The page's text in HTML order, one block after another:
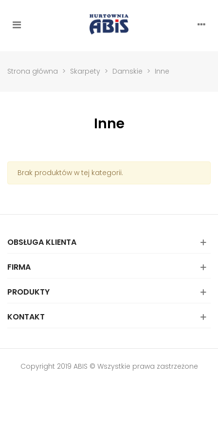
Strona główna > Skarpety > Damskie > Inne
Inne
Brak produktów w tej kategorii.
OBSŁUGA KLIENTA
FIRMA
PRODUKTY
KONTAKT
Copyright 2019 ABIS © Wszystkie prawa zastrzeżone